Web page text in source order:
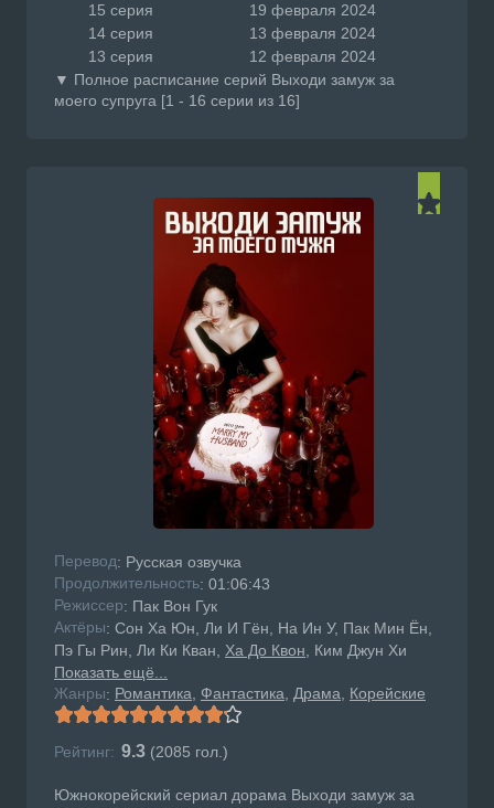
15 серия
19 февраля 2024
14 серия
13 февраля 2024
13 серия
12 февраля 2024
▼ Полное расписание серий Выходи замуж за
моего супруга [1 - 16 серии из 16]
Перевод: Русская озвучка
Продолжительность: 01:06:43
Режисcер: Пак Вон Гук
Актёры: Сон Ха Юн, Ли И Гён, На Ин У, Пак Мин Ён,
Пэ Гы Рин, Ли Ки Кван, Ха До Квон, Ким Джун Хи
Показать ещё...
Жанры: Романтика Фантастика Драма Корейские
Рейтинг: 9.3 (2085 гол.)
Южнокорейский сериал дорама Выходи замуж за